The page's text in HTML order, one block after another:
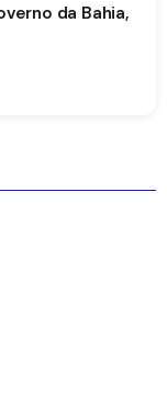
da Bahia,